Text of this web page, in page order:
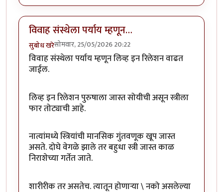
विवाह संस्थेला पर्याय म्हणून…
सुबोध खरेसोमवार, 25/05/2026 20:22
विवाह संस्थेला पर्याय म्हणून लिव्ह इन रिलेशन वाढत
जाईल.
लिव्ह इन रिलेशन पुरुषाला जास्त सोयीची असून स्त्रीला
फार तोट्याची आहे.
नात्यांमध्ये स्त्रियांची मानसिक गुंतवणूक खूप जास्त
असते. दोघे वेगळे झाले तर बहुधा स्त्री जास्त काळ
निराशेच्या गर्तेत जाते.
शारीरीक तर असतेच. त्यातून होणाऱ्या \ नको असलेल्या